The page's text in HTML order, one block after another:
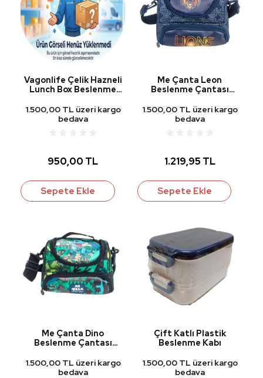
Vagonlife Çelik Hazneli
Lunch Box Beslenme
1.500,00 TL üzeri kargo
bedava
950,00 TL
Sepete Ekle
Me Çanta Leon
Beslenme Çantası
1.500,00 TL üzeri kargo
bedava
1.219,95 TL
Sepete Ekle
Me Çanta Dino
Beslenme Çantası
1.500,00 TL üzeri kargo
bedava
Çift Katlı Plastik
Beslenme Kabı
1.500,00 TL üzeri kargo
bedava